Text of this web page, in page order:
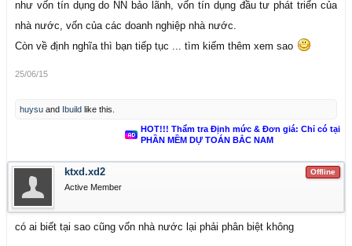
như vốn tín dụng do NN bảo lãnh, vốn tín dụng đầu tư phát triển của
nhà nước, vốn của các doanh nghiệp nhà nước.
Còn về định nghĩa thì bạn tiếp tục ... tìm kiếm thêm xem sao
25/06/15
huysu and Ibuild like this.
HOT!!! Thẩm tra Định mức & Đơn giá: Chỉ có tại
PHẦN MỀM DỰ TOÁN BẮC NAM
Offline
ktxd.xd2
Active Member
có ai biết tại sao cũng vốn nhà nước lại phải phân biệt không